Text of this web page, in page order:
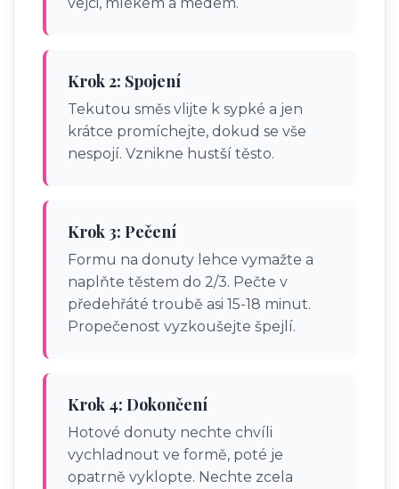
Krok 2: Spojení
Tekutou směs vlijte k sypké a jen
krátce promíchejte, dokud se vše
nespojí. Vznikne hustší těsto.
Krok 3: Pečení
Formu na donuty lehce vymažte a
naplňte těstem do 2/3. Pečte v
předehřáté troubě asi 15-18 minut.
Propečenost vyzkoušejte špejlí.
Krok 4: Dokončení
Hotové donuty nechte chvíli
vychladnout ve formě, poté je
opatrně vyklopte. Nechte zcela